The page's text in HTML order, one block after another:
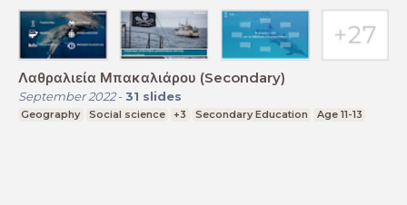
Λαθραλιεία Μπακαλιάρου (Secondary)
September 2022- 31 slides
Geography Social science +3 Secondary Education Age 11-13